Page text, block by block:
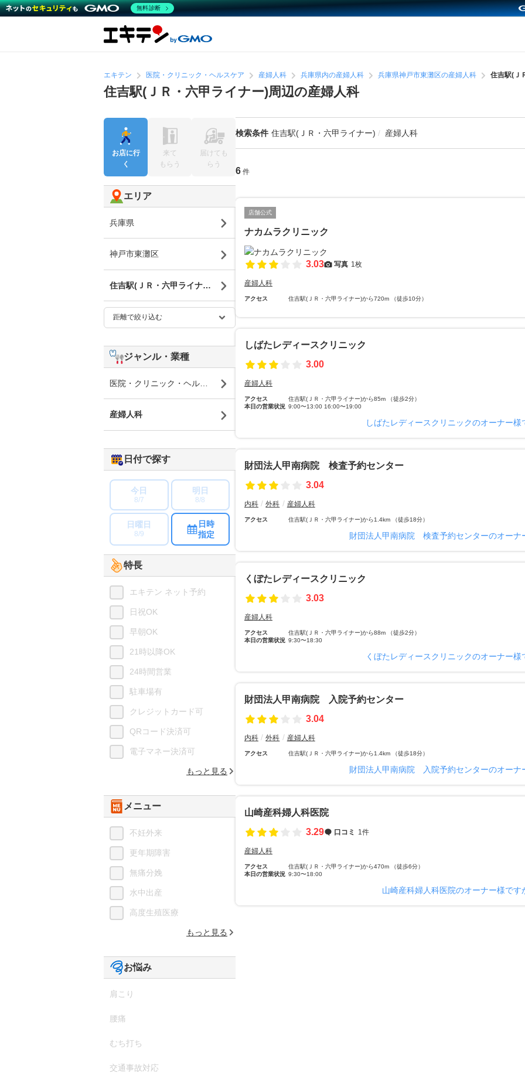
エキテン 医院・クリニック・ヘルスケア 産婦人科 兵庫県内の産婦人科 兵庫県神戸市東灘区の産婦人科 住吉駅(Ｊ
住吉駅(ＪＲ・六甲ライナー)周辺の産婦人科
検索条件 住吉駅(ＪＲ・六甲ライナー) 産婦人科
6 件
店舗公式
ナカムラクリニック
3.03 写真 1枚
産婦人科
アクセス 住吉駅(ＪＲ・六甲ライナー)から720m （徒歩10分）
しばたレディースクリニック
3.00
産婦人科
アクセス
住吉駅(ＪＲ・六甲ライナー)から85m （徒歩2分）
本日の営業状況 9:00〜13:00 16:00〜19:00
しばたレディースクリニックのオーナー様
財団法人甲南病院 検査予約センター
3.04
内科 外科 産婦人科
アクセス 住吉駅(ＪＲ・六甲ライナー)から1.4km （徒歩18分）
財団法人甲南病院 検査予約センターのオーナ
くぼたレディースクリニック
3.03
産婦人科
アクセス
住吉駅(ＪＲ・六甲ライナー)から88m （徒歩2分）
本日の営業状況 9:30〜18:30
くぼたレディースクリニックのオーナー様
財団法人甲南病院 入院予約センター
3.04
内科 外科 産婦人科
アクセス 住吉駅(ＪＲ・六甲ライナー)から1.4km （徒歩18分）
財団法人甲南病院 入院予約センターのオーナ
山崎産科婦人科医院
3.29
口コミ 1件
産婦人科
アクセス
住吉駅(ＪＲ・六甲ライナー)から470m （徒歩6分）
本日の営業状況 9:30〜18:00
山崎産科婦人科医院のオーナー様です
お店に行
く
来て
もらう
届けても
らう
エリア
兵庫県
神戸市東灘区
住吉駅(ＪＲ・六甲ライナー)
ジャンル・業種
医院・クリニック・ヘルスケア
産婦人科
日付で探す
今日
8/7
明日
8/8
日曜日
8/9
日時
指定
特長
エキテン ネット予約
日祝OK
早朝OK
21時以降OK
24時間営業
駐車場有
クレジットカード可
QRコード決済可
電子マネー決済可
もっと見る
メニュー
不妊外来
更年期障害
無痛分娩
水中出産
高度生殖医療
もっと見る
お悩み
肩こり
腰痛
むち打ち
交通事故対応
無料診断